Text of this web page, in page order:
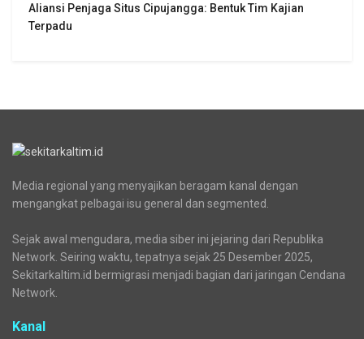
Aliansi Penjaga Situs Cipujangga: Bentuk Tim Kajian
Terpadu
Media regional yang menyajikan beragam kanal dengan
mengangkat pelbagai isu general dan segmented.
Sejak awal mengudara, media siber ini jejaring dari Republika
Network. Seiring waktu, tepatnya sejak 25 Desember 2025,
Sekitarkaltim.id bermigrasi menjadi bagian dari jaringan Cendana
Network.
Kanal